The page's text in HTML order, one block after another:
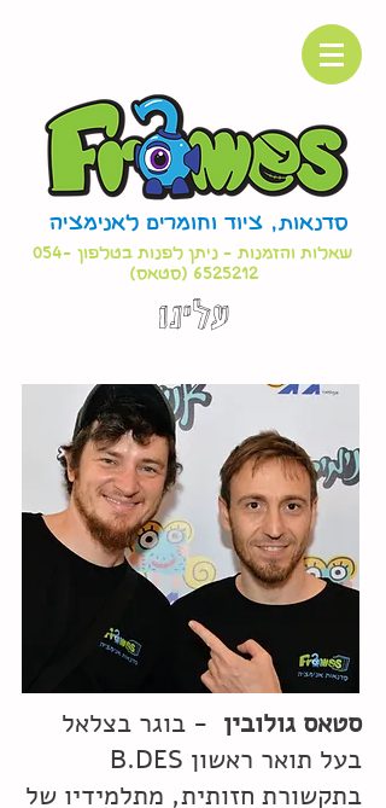
סדנאות, ציוד וחומרים לאנימציה
שאלות והזמנות - ניתן לפנות בטלפון 054-
6525212(סטאס)
עלינו
סטאס גולובין - בוגר בצלאל
בעל תואר ראשון B.DES
בתקשורת חזותית, מתלמידיו של